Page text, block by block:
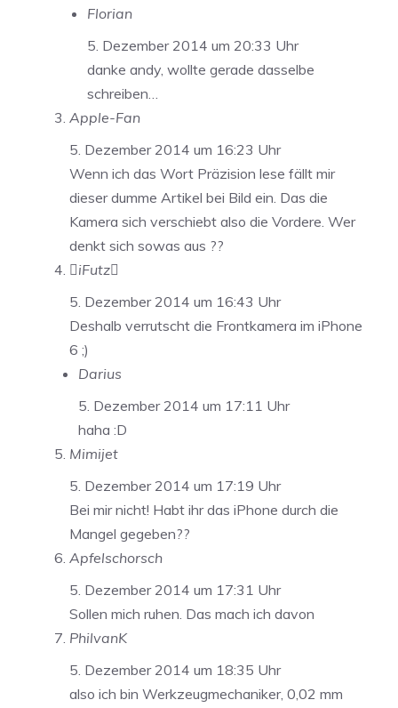
Florian
5. Dezember 2014 um 20:33 Uhr
danke andy, wollte gerade dasselbe
schreiben…
Apple-Fan
5. Dezember 2014 um 16:23 Uhr
Wenn ich das Wort Präzision lese fällt mir
dieser dumme Artikel bei Bild ein. Das die
Kamera sich verschiebt also die Vordere. Wer
denkt sich sowas aus ??
iFutz
5. Dezember 2014 um 16:43 Uhr
Deshalb verrutscht die Frontkamera im iPhone
6 ;)
Darius
5. Dezember 2014 um 17:11 Uhr
haha :D
Mimijet
5. Dezember 2014 um 17:19 Uhr
Bei mir nicht! Habt ihr das iPhone durch die
Mangel gegeben??
Apfelschorsch
5. Dezember 2014 um 17:31 Uhr
Sollen mich ruhen. Das mach ich davon
PhilvanK
5. Dezember 2014 um 18:35 Uhr
also ich bin Werkzeugmechaniker, 0,02 mm